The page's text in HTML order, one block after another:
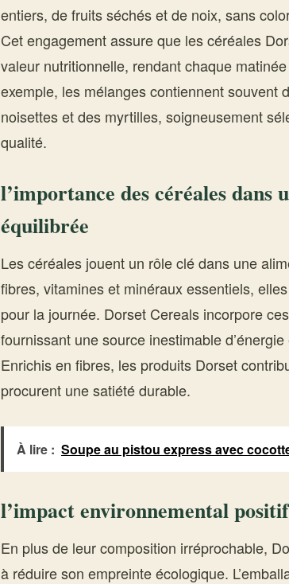
entiers, de fruits séchés et de noix, sans
Cet engagement assure que les céréales
valeur nutritionnelle, rendant chaque
exemple, les mélanges contiennent souvent
noisettes et des myrtilles, soigneusement
qualité.
l’importance des céréales dans
équilibrée
Les céréales jouent un rôle clé dans une
fibres, vitamines et minéraux essentiels,
pour la journée. Dorset Cereals incorpore
fournissant une source inestimable
Enrichis en fibres, les produits Dorset
procurent une satiété durable.
À lire : Soupe au pistou express avec
l’impact environnemental
En plus de leur composition irréprochable,
à réduire son empreinte écologique.